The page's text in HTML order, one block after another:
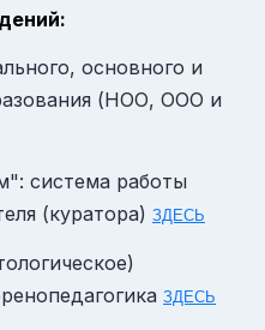
основного и
(НОО, ООО и
система работы
(куратора) ЗДЕСЬ
ЗДЕСЬ